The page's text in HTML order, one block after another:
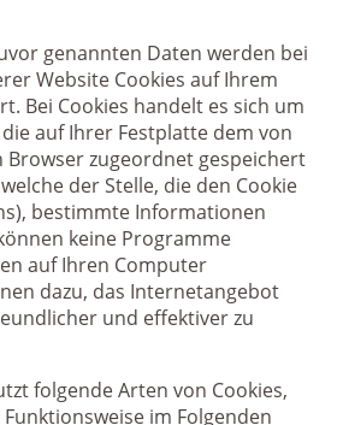
genannten Daten werden bei
Website Cookies auf Ihrem
Bei Cookies handelt es sich um
auf Ihrer Festplatte dem von
Browser zugeordnet gespeichert
der Stelle, die den Cookie
bestimmte Informationen
keine Programme
auf Ihren Computer
dazu, das Internetangebot
und effektiver zu
folgende Arten von Cookies,
im Folgenden